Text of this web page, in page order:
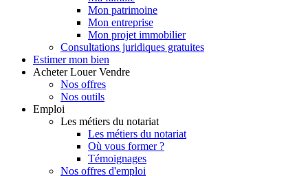
Mon patrimoine
Mon entreprise
Mon projet immobilier
Consultations juridiques gratuites
Estimer mon bien
Acheter Louer Vendre
Nos offres
Nos outils
Emploi
Les métiers du notariat
Les métiers du notariat
Où vous former ?
Témoignages
Nos offres d'emploi